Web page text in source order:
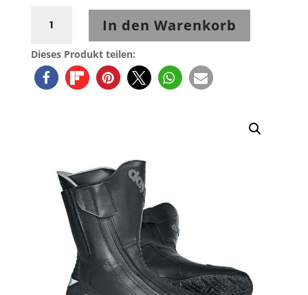
Dieses Produkt teilen:
ROAD
GTX
Gore-
Tex
In den Warenkorb